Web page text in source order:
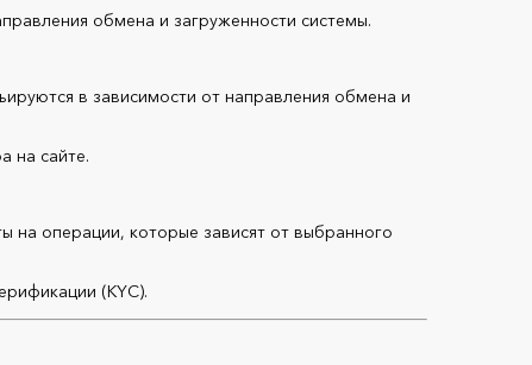
обмена и загруженности системы.
в зависимости от направления обмена и
на сайте.
на операции, которые зависят от выбранного
(KYC).